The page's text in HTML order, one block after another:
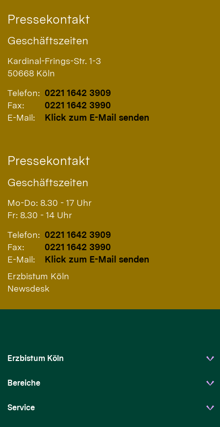
Pressekontakt
Geschäftszeiten
Kardinal-Frings-Str. 1-3
50668 Köln
Telefon: 0221 1642 3909
Fax:
0221 1642 3990
E-Mail:
Klick zum E-Mail senden
Pressekontakt
Geschäftszeiten
Mo-Do: 8.30 - 17 Uhr
Fr: 8.30 - 14 Uhr
Telefon: 0221 1642 3909
Fax:
0221 1642 3990
E-Mail:
Klick zum E-Mail senden
Erzbistum Köln
Newsdesk
Erzbistum Köln
Bereiche
Service